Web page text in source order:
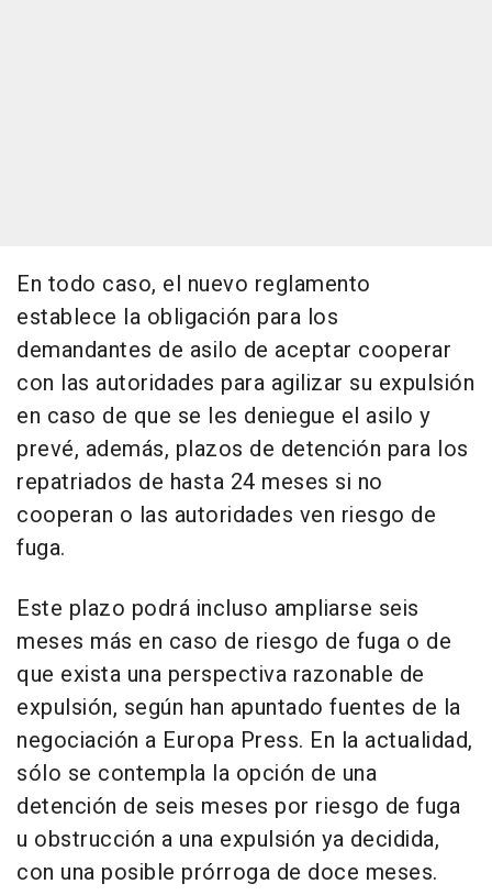
En todo caso, el nuevo reglamento
establece la obligación para los
demandantes de asilo de aceptar cooperar
con las autoridades para agilizar su expulsión
en caso de que se les deniegue el asilo y
prevé, además, plazos de detención para los
repatriados de hasta 24 meses si no
cooperan o las autoridades ven riesgo de
fuga.
Este plazo podrá incluso ampliarse seis
meses más en caso de riesgo de fuga o de
que exista una perspectiva razonable de
expulsión, según han apuntado fuentes de la
negociación a Europa Press. En la actualidad,
sólo se contempla la opción de una
detención de seis meses por riesgo de fuga
u obstrucción a una expulsión ya decidida,
con una posible prórroga de doce meses.